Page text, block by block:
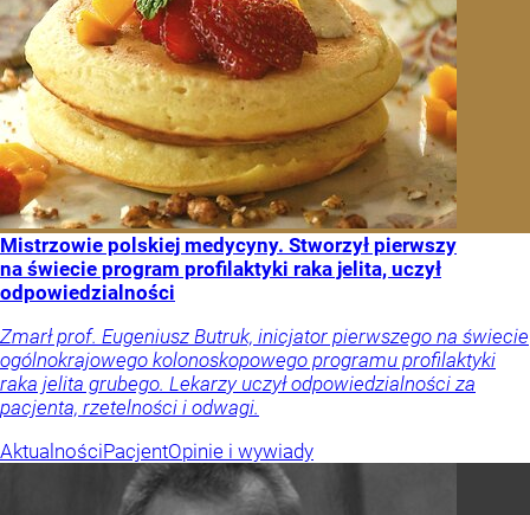
Mistrzowie polskiej medycyny. Stworzył pierwszy
na świecie program profilaktyki raka jelita, uczył
odpowiedzialności
Zmarł prof. Eugeniusz Butruk, inicjator pierwszego na świecie
ogólnokrajowego kolonoskopowego programu profilaktyki
raka jelita grubego. Lekarzy uczył odpowiedzialności za
pacjenta, rzetelności i odwagi.
AktualnościPacjentOpinie i wywiady